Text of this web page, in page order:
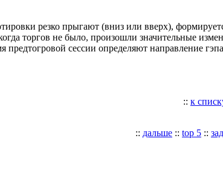
резко прыгают (вниз или вверх),
торгов не было, произошли значительные
сессии определяют направление
:: к
:: дальше :: top 5 ::